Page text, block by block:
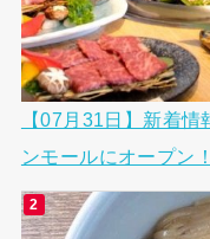
【07月31日】新着
ンモールにオープン